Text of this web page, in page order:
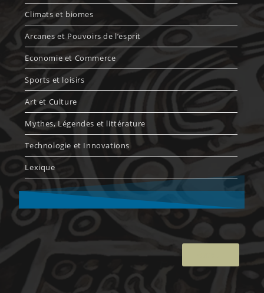
Climats et biomes
Arcanes et Pouvoirs de l’esprit
Economie et Commerce
Sports et loisirs
Art et Culture
Mythes, Légendes et littérature
Technologie et Innovations
Lexique